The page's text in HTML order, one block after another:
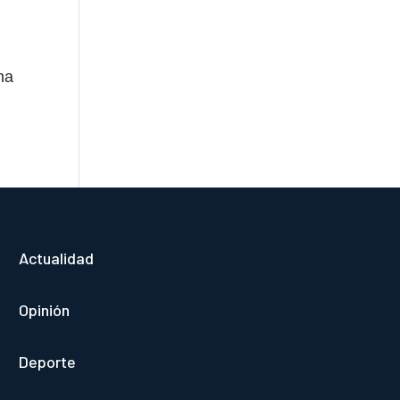
Actualidad
Opinión
Deporte